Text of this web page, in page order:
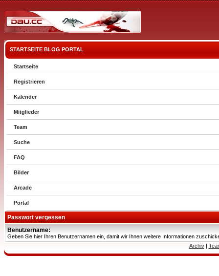
STARTSEITE BLOG PORTAL
Startseite
Registrieren
Kalender
Mitglieder
Team
Suche
FAQ
Bilder
Arcade
Portal
Passwort vergessen
Benutzername:
Geben Sie hier Ihren Benutzernamen ein, damit wir Ihnen weitere Informationen
Archiv|